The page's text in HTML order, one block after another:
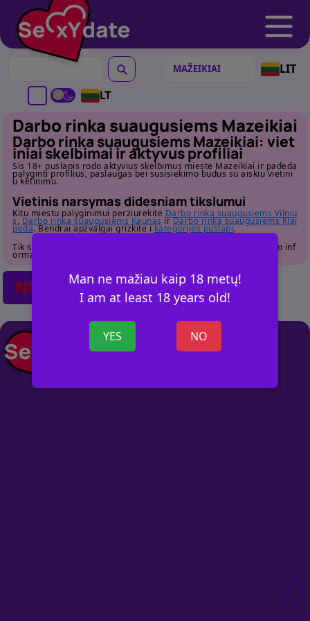
LIT
LT
Man ne mažiau kaip 18 metų!
I am at least 18 years old!
YES NO
Darbo rinka suaugusiems Mazeikiai
Darbo rinka suaugusiems Mazeikiai: viet
iniai skelbimai ir aktyvus profiliai
Sis 18+ puslapis rodo aktyvius skelbimus mieste Mazeikiai ir padeda
palyginti profilius, paslaugas bei susisiekimo budus su aiskiu vietini
u ketinimu.
Vietinis narsymas didesniam tikslumui
Kitu miestu palyginimui perziurekite Darbo rinka suaugusiems Vilniu
s, Darbo rinka suaugusiems Kaunas irDarbo rinka suaugusiems Klai
peda. Bendrai apzvalgai grizkite ikategorijos puslapi.
Tik suaugusiems. Pries susisiekdami atidziai perziurekite profilio inf
ormacija.
NO POSTS FOUND
+ SKELBIMĄ